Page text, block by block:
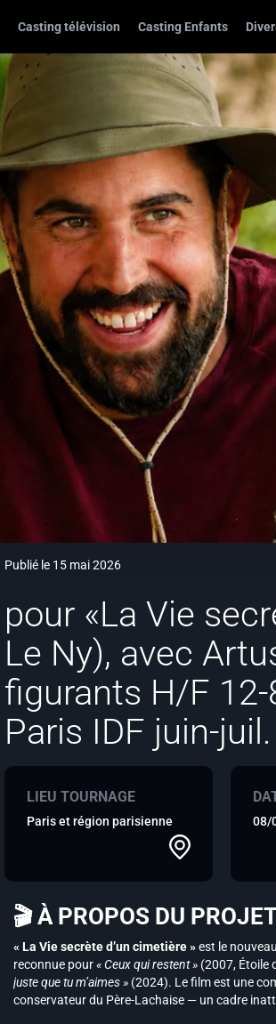
Casting télévision Casting Enfants
Publié le 15 mai 2026
pour «La Vie
Le Ny), avec
figurants H/F
Paris IDF juin-
LIEU TOURNAGE
Paris et région parisienne 08/
🎬 À PROPOS DU
« La Vie secrète d’un cimetière »est le
reconnue pour« Ceux qui restent » (2007, Étoile
juste que tu m’aimes » (2024). Le film est une
conservateur du Père-Lachaise — un cadre